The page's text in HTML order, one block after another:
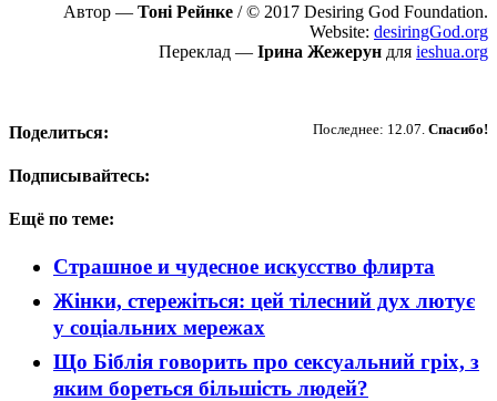
Автор — Тоні Рейнке / © 2017 Desiring God Foundation.
Website: desiringGod.org
Переклад — Ірина Жежерун для ieshua.org
Последнее: 12.07. Спасибо!
Поделиться:
Подписывайтесь:
Ещё по теме:
Страшное и чудесное искусство флирта
Жінки, стережіться: цей тілесний дух лютує
у соціальних мережах
Що Біблія говорить про сексуальний гріх, з
яким бореться більшість людей?